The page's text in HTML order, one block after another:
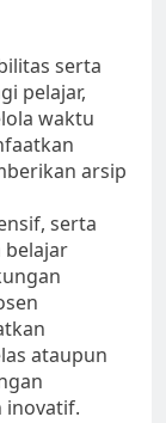
serta
pelajar,
waktu
arsip
serta
belajar
ataupun
inovatif.